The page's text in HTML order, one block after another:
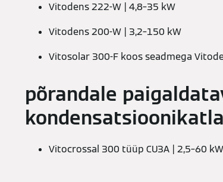
Vitodens 222-W | 4,8–35 kW
Vitodens 200-W | 3,2–150 kW
Vitosolar 300-F koos seadmega
põrandale
Vitocrossal 300 tüüp CU3A | 2,5–60 kW